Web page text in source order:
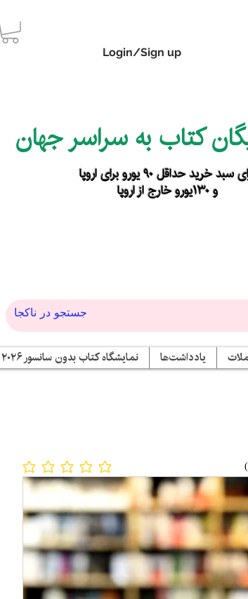
Login/Sign up
کتاب به سراسر جهان
سبد خرید حداقل ۹۰ یورو برای اروپا
و ۱۳۰یورو خارج از اروپا
یادداشت‌ها نمایشگاه کتاب بدون سانسور ۲۰۲۶
No ratings yet